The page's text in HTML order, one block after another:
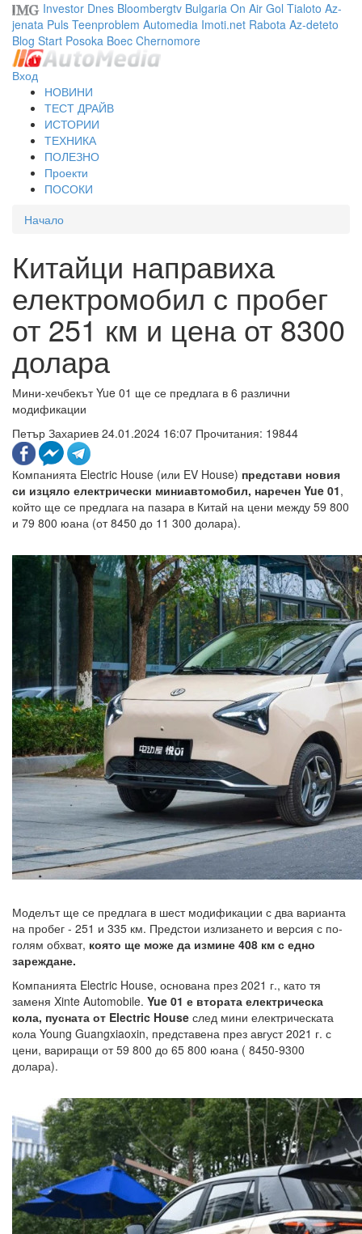
Investor Dnes Bloombergtv Bulgaria On Air Gol Tialoto Az-
jenata Puls Teenproblem Automedia Imoti.net Rabota Az-deteto
Blog Start Posoka Boec Chernomore
Вход
НОВИНИ
ТЕСТ ДРАЙВ
ИСТОРИИ
ТЕХНИКА
ПОЛЕЗНО
Проекти
ПОСОКИ
Начало
Китайци направиха
електромобил с пробег
от 251 км и цена от 8300
долара
Мини-хечбекът Yue 01 ще се предлага в 6 различни
модификации
Петър Захариев 24.01.2024 16:07 Прочитания: 19844
Компанията Electric House (или EV House) представи новия
си изцяло електрически миниавтомобил, наречен Yue 01,
който ще се предлага на пазара в Китай на цени между 59 800
и 79 800 юана (от 8450 до 11 300 долара).
Моделът ще се предлага в шест модификации с два варианта
на пробег - 251 и 335 км. Предстои излизането и версия с по-
голям обхват, която ще може да измине 408 км с едно
зареждане.
Компанията Electric House, основана през 2021 г., като тя
заменя Xinte Automobile. Yue 01 е втората електрическа
кола, пусната от Electric House след мини електрическата
кола Young Guangxiaoxin, представена през август 2021 г. с
цени, вариращи от 59 800 до 65 800 юана ( 8450-9300
долара).